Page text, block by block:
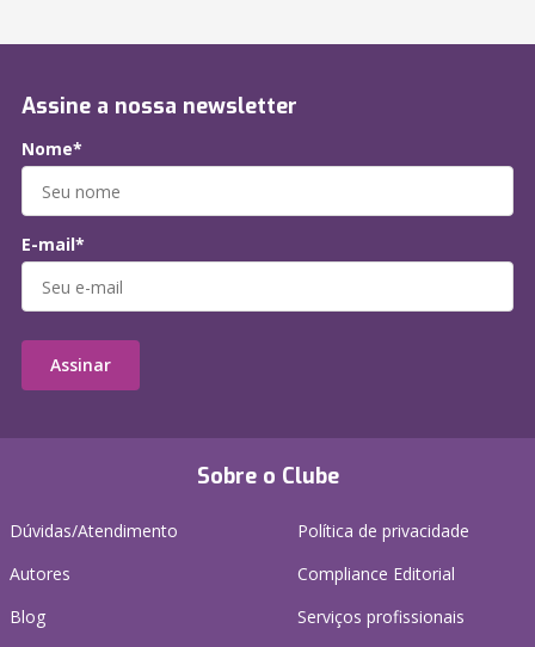
Sobre o Clube
Dúvidas/Atendimento
Autores
Blog
Política de privacidade
Compliance Editorial
Serviços profissionais
Assine a nossa newsletter
Nome*
E-mail*
Assinar